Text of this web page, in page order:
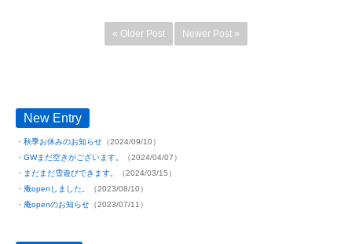
« Older Post Newer Post »
New Entry
秋季お休みのお知らせ （2024/09/10）
GWまだ空きがございます。
（2024/04/07）
まだまだ雪遊びできます。
（2024/03/15）
庵openしました。
（2023/08/10）
庵openのお知らせ （2023/07/11）